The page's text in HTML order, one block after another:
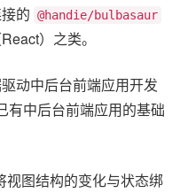
的 @handie/bulbasaur
React）之类。
动中后台前端应用开发
有中后台前端应用的基础
视图结构的变化与状态绑